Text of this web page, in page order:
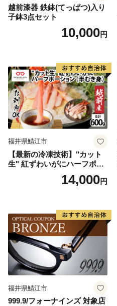
越前漆器 鉄鉢(てっぱつ)入り
子鉢3点セット
10,000円
福井県鯖江市
【最新の冷凍技術】"カット
生" 紅ずわいがにハーフポー
ション（半むき身）脚棒・
爪・爪下・肩 600g14,000円
福井県鯖江市
999.9/フォーナインズ 対象店